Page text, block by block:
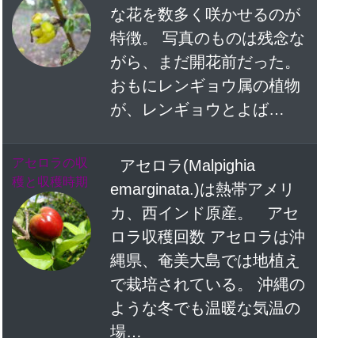
な花を数多く咲かせるのが
特徴。 写真のものは残念な
がら、まだ開花前だった。
おもにレンギョウ属の植物
が、レンギョウとよば…
アセロラの収
穫と収穫時期
アセロラ(Malpighia
emarginata.)は熱帯アメリ
カ、西インド原産。 アセ
ロラ収穫回数 アセロラは沖
縄県、奄美大島では地植え
で栽培されている。 沖縄の
ような冬でも温暖な気温の
場…